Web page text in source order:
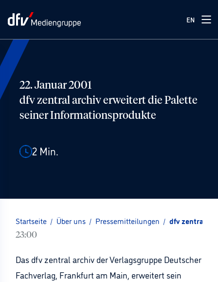
EN
22. Januar 2001
dfv zentral archiv erweitert die Palette
seiner Informationsprodukte
2 Min.
Startseite / Über uns / Pressemitteilungen / dfv zentral
23:00
Das dfv zentral archiv der Verlagsgruppe Deutscher
Fachverlag, Frankfurt am Main, erweitert sein